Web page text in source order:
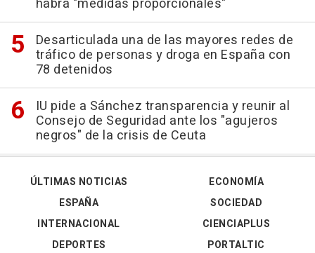
habrá "medidas proporcionales"
Desarticulada una de las mayores redes de
tráfico de personas y droga en España con
78 detenidos
IU pide a Sánchez transparencia y reunir al
Consejo de Seguridad ante los "agujeros
negros" de la crisis de Ceuta
ÚLTIMAS NOTICIAS
ESPAÑA
INTERNACIONAL
DEPORTES
ECONOMÍA
SOCIEDAD
CIENCIAPLUS
PORTALTIC